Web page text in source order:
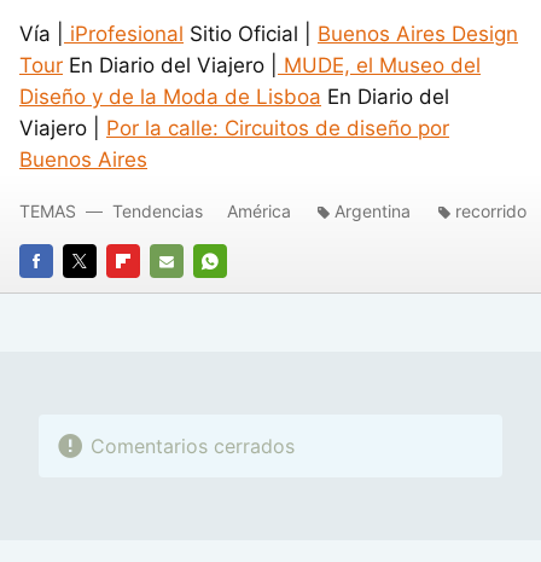
Vía | iProfesional Sitio Oficial | Buenos Aires Design
Tour En Diario del Viajero |
MUDE, el Museo del
Diseño y de la Moda de Lisboa En Diario del
Viajero | Por la calle: Circuitos de diseño por
Buenos Aires
FACEBOOK
TWITTERFLIPBOARD
E-
WHATSAPP
TEMAS Tendencias América Argentina recorrido
Comentarios cerrados